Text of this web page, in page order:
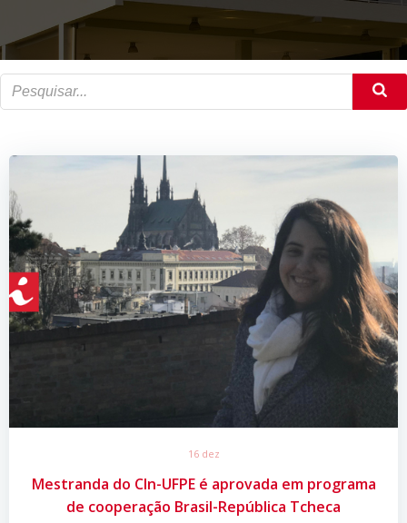
16 dez
Mestranda do CIn-UFPE é aprovada em programa
de cooperação Brasil-República Tcheca